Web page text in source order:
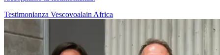
Testimonianza VescovoalainAfrica